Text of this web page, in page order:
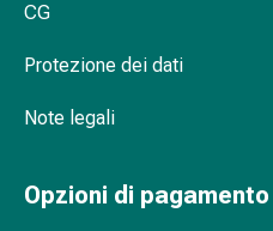
d'umore
CG
Protezione dei dati
Note legali
Opzioni di pagamento